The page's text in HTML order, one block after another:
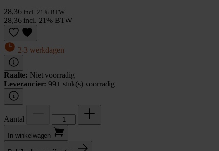
28,36 Incl. 21% BTW
28,36 incl. 21% BTW
2-3 werkdagen
Raalte: Niet voorradig
Leverancier: 99+ stuk(s) voorradig
Aantal
In winkel­wagen